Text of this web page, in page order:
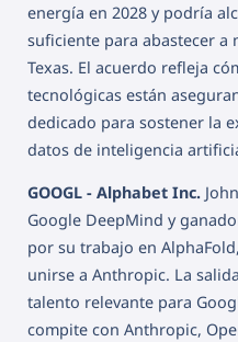
energía en 2028 y podría
suficiente para abastecer a
Texas. El acuerdo refleja
tecnológicas están
dedicado para sostener la
datos de inteligencia
GOOGL - Alphabet Inc.
Google DeepMind y
por su trabajo en
unirse a Anthropic. La
talento relevante para
compite con Anthropic,